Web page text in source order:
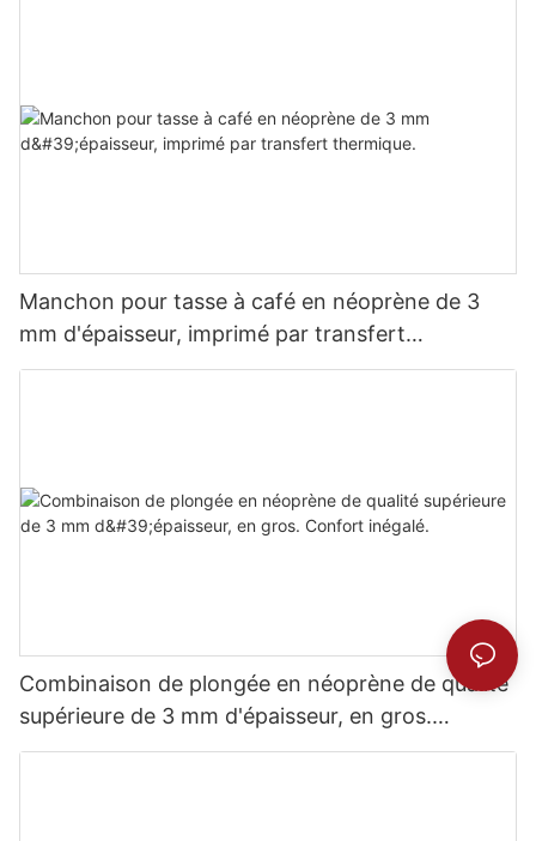
Manchon pour tasse à café en néoprène de 3
mm d'épaisseur, imprimé par transfert
thermique.
Combinaison de plongée en néoprène de qualité
supérieure de 3 mm d'épaisseur, en gros.
Confort inégalé.